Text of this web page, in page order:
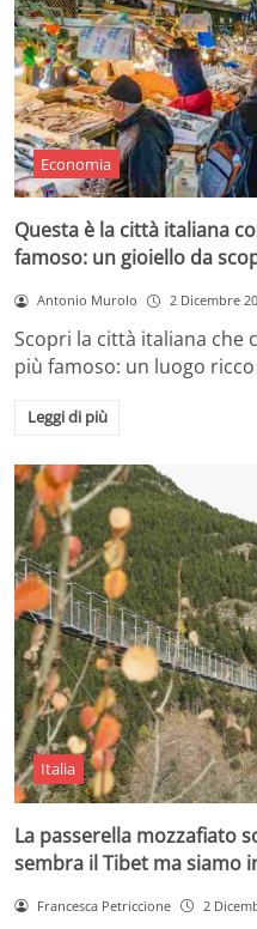
Economia
Questa è la città italiana
famoso: un gioiello da
Antonio Murolo 2 Dicembre
Scopri la città italiana che
più famoso: un luogo
Leggi di più
Italia
La passerella mozzafiato
sembra il Tibet ma siamo
Francesca Petriccione 2